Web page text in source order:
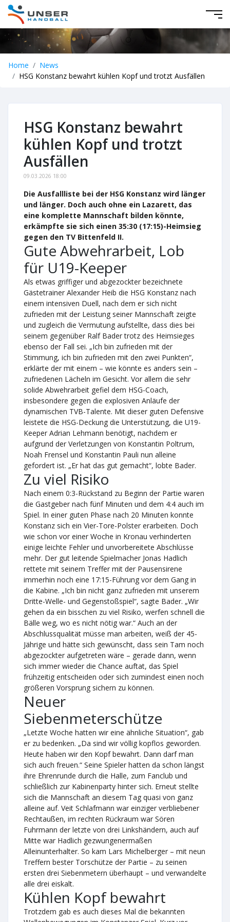
Home
News
HSG Konstanz bewahrt kühlen Kopf und trotzt Ausfällen
HSG Konstanz bewahrt
kühlen Kopf und trotzt
Ausfällen
09.03.2026 18:00
Die Ausfallliste bei der HSG Konstanz wird länger
und länger. Doch auch ohne ein Lazarett, das
eine komplette Mannschaft bilden könnte,
erkämpfte sie sich einen 35:30 (17:15)-Heimsieg
gegen den TV Bittenfeld II.
Gute Abwehrarbeit, Lob
für U19-Keeper
Als etwas griffiger und abgezockter bezeichnete
Gästetrainer Alexander Heib die HSG Konstanz nach
einem intensiven Duell, nach dem er sich nicht
zufrieden mit der Leistung seiner Mannschaft zeigte
und zugleich die Vermutung aufstellte, dass dies bei
seinem gegenüber Ralf Bader trotz des Heimsieges
ebenso der Fall sei. „Ich bin zufrieden mit der
Stimmung, ich bin zufrieden mit den zwei Punkten“,
erklärte der mit einem – wie könnte es anders sein –
zufriedenen Lächeln im Gesicht. Vor allem die sehr
solide Abwehrarbeit gefiel dem HSG-Coach,
insbesondere gegen die explosiven Anläufe der
dynamischen TVB-Talente. Mit dieser guten Defensive
leistete die HSG-Deckung die Unterstützung, die U19-
Keeper Adrian Lehmann benötigt, nachdem er
aufgrund der Verletzungen von Konstantin Poltrum,
Noah Frensel und Konstantin Pauli nun alleine
gefordert ist. „Er hat das gut gemacht“, lobte Bader.
Zu viel Risiko
Nach einem 0:3-Rückstand zu Beginn der Partie waren
die Gastgeber nach fünf Minuten und dem 4:4 auch im
Spiel. In einer guten Phase nach 20 Minuten konnte
Konstanz sich ein Vier-Tore-Polster erarbeiten. Doch
wie schon vor einer Woche in Kronau verhinderten
einige leichte Fehler und unvorbereitete Abschlüsse
mehr. Der gut leitende Spielmacher Jonas Hadlich
rettete mit seinem Treffer mit der Pausensirene
immerhin noch eine 17:15-Führung vor dem Gang in
die Kabine. „Ich bin nicht ganz zufrieden mit unserem
Dritte-Welle- und Gegenstoßspiel“, sagte Bader. „Wir
gehen da ein bisschen zu viel Risiko, werfen schnell die
Bälle weg, wo es nicht nötig war.“ Auch an der
Abschlussqualität müsse man arbeiten, weiß der 45-
Jährige und hätte sich gewünscht, dass sein Tam noch
abgezockter aufgetreten wäre – gerade dann, wenn
sich immer wieder die Chance auftat, das Spiel
frühzeitig entscheiden oder sich zumindest einen noch
größeren Vorsprung sichern zu können.
Neuer
Siebenmeterschütze
„Letzte Woche hatten wir eine ähnliche Situation“, gab
er zu bedenken. „Da sind wir völlig kopflos geworden.
Heute haben wir den Kopf bewahrt. Dann darf man
sich auch freuen.“ Seine Spieler hatten da schon längst
ihre Ehrenrunde durch die Halle, zum Fanclub und
schließlich zur Kabinenparty hinter sich. Erneut stellte
sich die Mannschaft an diesem Tag quasi von ganz
alleine auf. Veit Schlafmann war einziger verbliebener
Rechtaußen, im rechten Rückraum war Sören
Fuhrmann der letzte von drei Linkshändern, auch auf
Mitte war Hadlich gezwungenermaßen
Alleinunterhalter. So kam Lars Michelberger – mit neun
Treffern bester Torschütze der Partie – zu seinen
ersten drei Siebenmetern überhaupt – und verwandelte
alle drei eiskalt.
Kühlen Kopf bewahrt
Trotzdem gab es auch dieses Mal die bekannten